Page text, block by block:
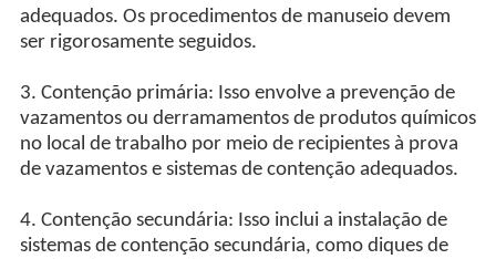
adequados. Os procedimentos de manuseio devem
ser rigorosamente seguidos.
3. Contenção primária: Isso envolve a prevenção de
vazamentos ou derramamentos de produtos químicos
no local de trabalho por meio de recipientes à prova
de vazamentos e sistemas de contenção adequados.
4. Contenção secundária: Isso inclui a instalação de
sistemas de contenção secundária, como diques de